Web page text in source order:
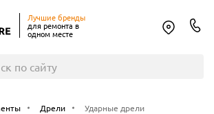
Лучшие бренды
для ремонта в
одном месте
по сайту
Дрели Ударные дрели